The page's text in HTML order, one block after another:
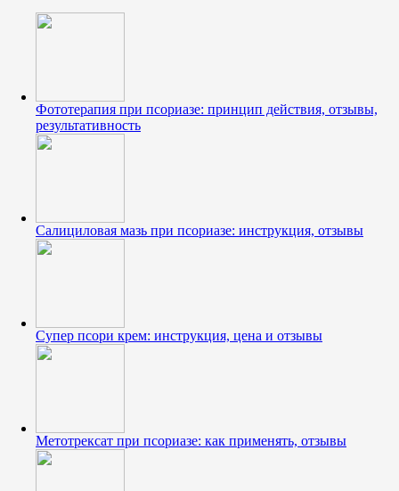
Фототерапия при псориазе: принцип действия, отзывы,
результативность
Салициловая мазь при псориазе: инструкция, отзывы
Супер псори крем: инструкция, цена и отзывы
Метотрексат при псориазе: как применять, отзывы